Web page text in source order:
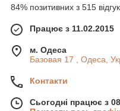
84% позитивних з 515
Працює з 11.02.2015
м. Одеса
Базовая 17 , Одеса,
Контакти
Сьогодні працює з